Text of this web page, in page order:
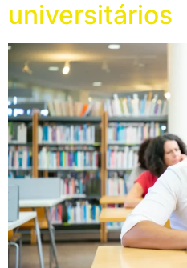
universitários